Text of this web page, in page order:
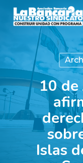
main
10 de
Islas